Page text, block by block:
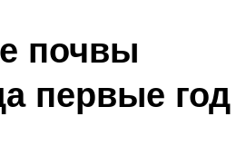
почвы
первые год